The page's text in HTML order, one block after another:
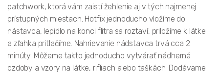
patchwork, ktorá vám zaistí žehlenie aj v tých najmenej
prístupných miestach. Hotfix jednoducho vložíme do
nástavca, lepidlo na konci flitra sa roztaví, priložíme k látke
a zľahka pritlačíme. Nahrievanie nádstavca trvá cca 2
minúty. Môžeme takto jednoducho vytvárať nádherné
ozdoby a vzory na látke, rifliach alebo taškách. Dodávame